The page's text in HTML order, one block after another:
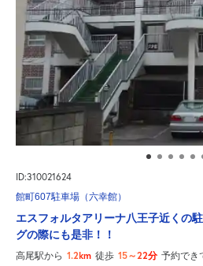
ID:310021624
館町607駐車場（六幸館）
エスフォルタアリーナ八王子近くの
グの際にも是非！！
高尾駅から 1.2km 徒歩 15～22分 予約でき